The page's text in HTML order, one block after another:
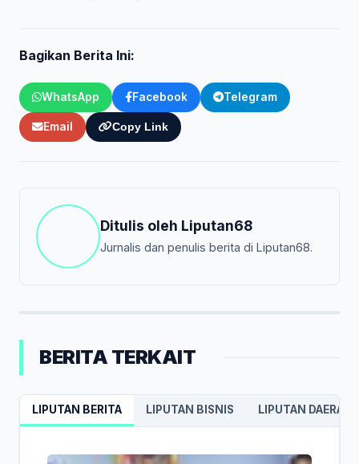
Bagikan Berita Ini:
WhatsApp Facebook Telegram
Email Copy Link
Ditulis oleh Liputan68
Jurnalis dan penulis berita di Liputan68.
BERITA TERKAIT
LIPUTAN BERITA LIPUTAN BISNIS LIPUTAN DAERAH